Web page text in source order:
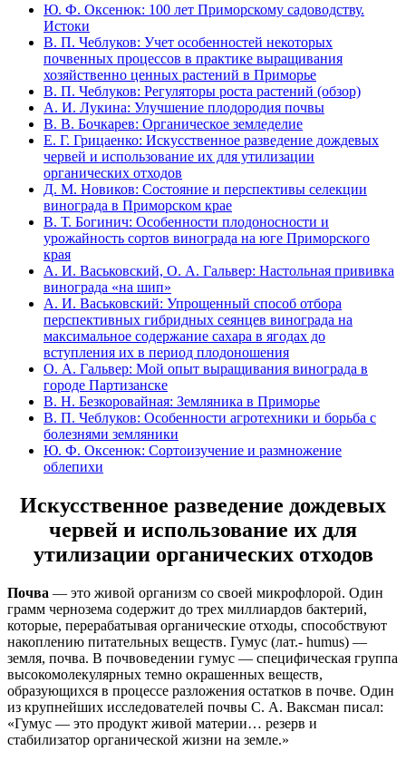
Ю. Ф. Оксенюк: 100 лет Приморскому садоводству.
Истоки
В. П. Чеблуков: Учет особенностей некоторых
почвенных процессов в практике выращивания
хозяйственно ценных растений в Приморье
В. П. Чеблуков: Регуляторы роста растений (обзор)
А. И. Лукина: Улучшение плодородия почвы
В. В. Бочкарев: Органическое земледелие
Е. Г. Грицаенко: Искусственное разведение дождевых
червей и использование их для утилизации
органических отходов
Д. М. Новиков: Состояние и перспективы селекции
винограда в Приморском крае
В. Т. Богинич: Особенности плодоносности и
урожайность сортов винограда на юге Приморского
края
А. И. Васьковский, О. А. Гальвер: Настольная прививка
винограда «на шип»
А. И. Васьковский: Упрощенный способ отбора
перспективных гибридных сеянцев винограда на
максимальное содержание сахара в ягодах до
вступления их в период плодоношения
О. А. Гальвер: Мой опыт выращивания винограда в
городе Партизанске
В. Н. Безкоровайная: Земляника в Приморье
В. П. Чеблуков: Особенности агротехники и борьба с
болезнями земляники
Ю. Ф. Оксенюк: Сортоизучение и размножение
облепихи
Искусственное разведение дождевых
червей и использование их для
утилизации органических отходов
Почва — это живой организм со своей микрофлорой. Один
грамм чернозема содержит до трех миллиардов бактерий,
которые, перерабатывая органические отходы, способствуют
накоплению питательных веществ. Гумус (лат.- humus) —
земля, почва. В почвоведении гумус — специфическая группа
высокомолекулярных темно окрашенных веществ,
образующихся в процессе разложения остатков в почве. Один
из крупнейших исследователей почвы С. А. Ваксман писал:
«Гумус — это продукт живой материи… резерв и
стабилизатор органической жизни на земле.»